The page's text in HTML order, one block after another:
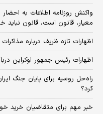
واکنش روزنامه اطلاعات به
معیار، قانون است، قانون
اظهارات تازه ظریف درباره مذاکرات
اظهارات رئیس جمهور اوکراین
راه‌حل روسیه برای پایان جنگ
کرد؟
خبر مهم برای متقاضیان خرید خودرو/ این